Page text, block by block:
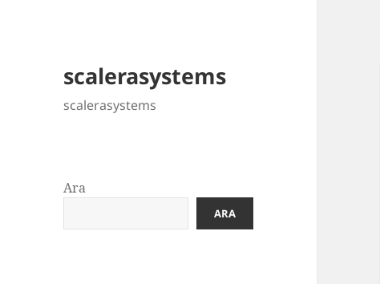
scalerasystems
scalerasystems
Ara
ARA